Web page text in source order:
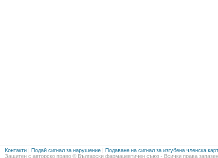
Контакти | Подай сигнал за нарушение | Подаване на сигнал за изгубена членска
Защитен с авторско право © Български фармацевтичен съюз - Всички права